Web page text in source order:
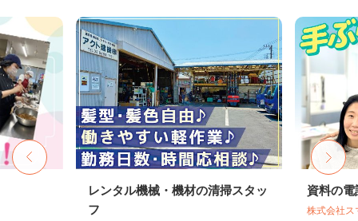
レンタル機械・機材の清掃スタッ
フ
資料の
株式会社ス